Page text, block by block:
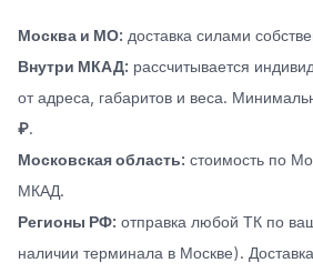
Москва и МО: доставка силами
Внутри МКАД: рассчитывается
от адреса, габаритов и веса.
₽.
Московская область: стоимость по
МКАД.
Регионы РФ: отправка любой ТК по
наличии терминала в Москве).